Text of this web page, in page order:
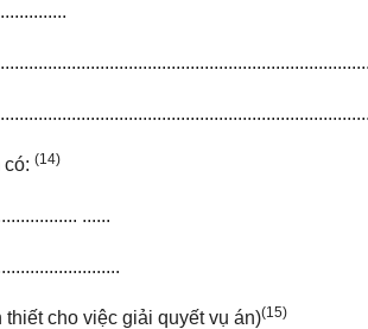
có: (14)
......
cho việc giải quyết vụ án)(15)